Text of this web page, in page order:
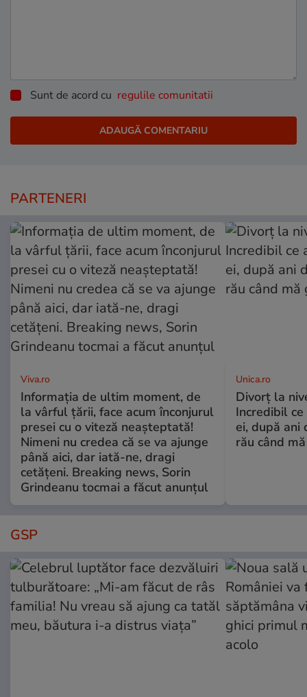
Sunt de acord cu regulile comunitatii
PARTENERI
Viva.ro
Informația de ultim moment, de
la vârful țării, face acum înconjurul
presei cu o viteză neașteptată!
Nimeni nu credea că se va ajunge
până aici, dar iată-ne, dragi
cetățeni. Breaking news, Sorin
Grindeanu tocmai a făcut anunțul
Unica.ro
Divorț la
Incredibil
ei, după ani
rău când
GSP